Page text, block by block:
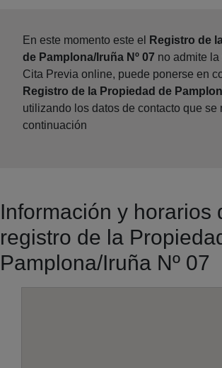
En este momento este el
Registro de
de Pamplona/Iruña Nº 07 no admite
Cita Previa online, puede ponerse en
Registro de la Propiedad de
utilizando los datos de contacto que se
continuación
Información y horarios
registro de la
Pamplona/Iruña Nº 07